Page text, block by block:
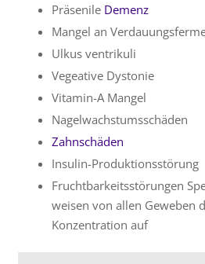
Präsenile Demenz
Mangel an
Ulkus ventrikuli
Vegeative Dystonie
Vitamin-A Mangel
Nagelwachstumsschäden
Zahnschäden
Insulin-Produktionsstörung
Fruchtbarkeitsstörungen
weisen von allen Geweben
Konzentration auf